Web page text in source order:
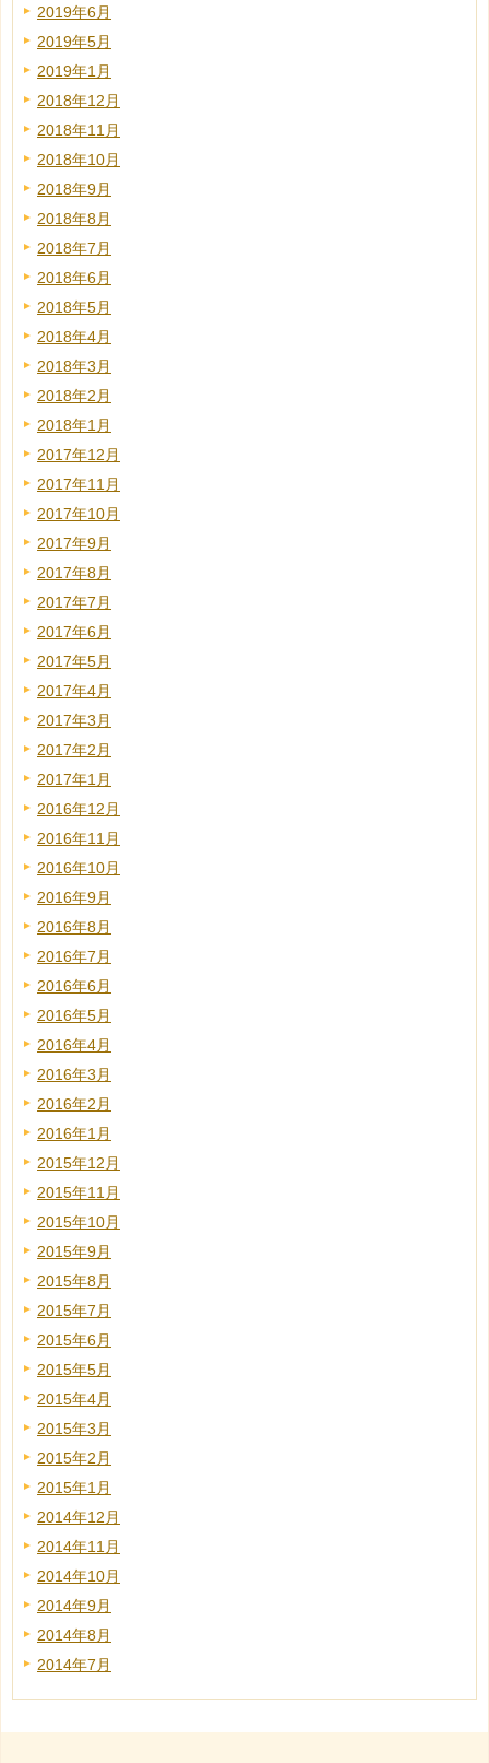
2019年6月
2019年5月
2019年1月
2018年12月
2018年11月
2018年10月
2018年9月
2018年8月
2018年7月
2018年6月
2018年5月
2018年4月
2018年3月
2018年2月
2018年1月
2017年12月
2017年11月
2017年10月
2017年9月
2017年8月
2017年7月
2017年6月
2017年5月
2017年4月
2017年3月
2017年2月
2017年1月
2016年12月
2016年11月
2016年10月
2016年9月
2016年8月
2016年7月
2016年6月
2016年5月
2016年4月
2016年3月
2016年2月
2016年1月
2015年12月
2015年11月
2015年10月
2015年9月
2015年8月
2015年7月
2015年6月
2015年5月
2015年4月
2015年3月
2015年2月
2015年1月
2014年12月
2014年11月
2014年10月
2014年9月
2014年8月
2014年7月